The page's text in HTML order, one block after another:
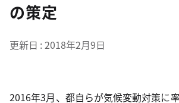
の策定
更新日 2018年2月9日
2016年3月、都自らが気候変動対策に